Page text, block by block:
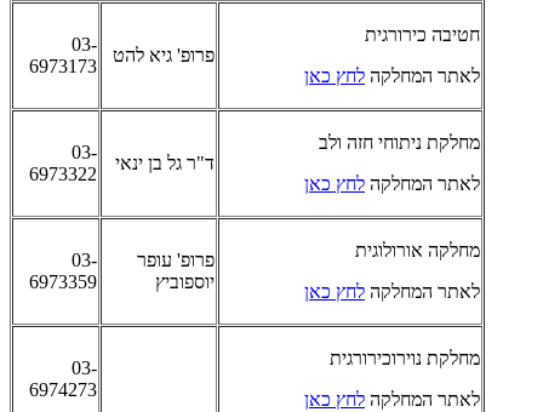
חטיבה כירורגית
לאתר המחלקה לחץ כאן
פרופ' גיא להט
03-
6973173
מחלקת ניתוחי חזה ולב
לאתר המחלקה לחץ כאן
ד"ר גל בן ינאי
03-
6973322
מחלקה אורולוגית
לאתר המחלקה לחץ כאן
פרופ' עופר
יוספוביץ
03-
6973359
מחלקת נוירוכירורגית
לאתר המחלקה לחץ כאן
03-
6974273